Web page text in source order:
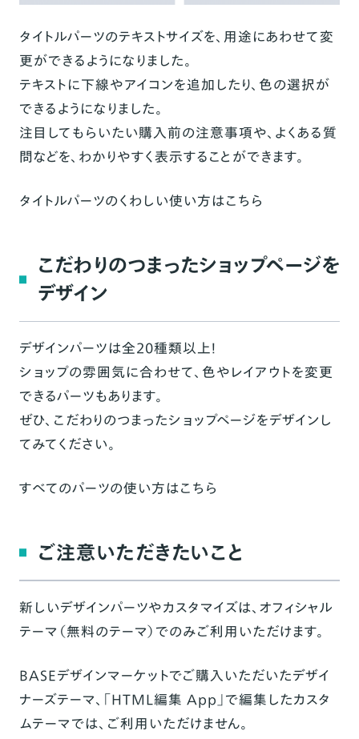
タイトルパーツのテキストサイズを、用途にあわせて変
更ができるようになりました。
テキストに下線やアイコンを追加したり、色の選択が
できるようになりました。
注目してもらいたい購入前の注意事項や、よくある質
問などを、わかりやすく表示することができます。
タイトルパーツのくわしい使い方はこちら
こだわりのつまったショップページを
デザイン
デザインパーツは全20種類以上！
ショップの雰囲気に合わせて、色やレイアウトを変更
できるパーツもあります。
ぜひ、こだわりのつまったショップページをデザインし
てみてください。
すべてのパーツの使い方はこちら
ご注意いただきたいこと
新しいデザインパーツやカスタマイズは、 オフィシャル
テーマ（無料のテーマ）でのみご利用いただけます。
BASEデザインマーケットでご購入いただいたデザイ
ナーズテーマ、「HTML編集 App」で編集したカスタ
ムテーマでは、ご利用いただけません。